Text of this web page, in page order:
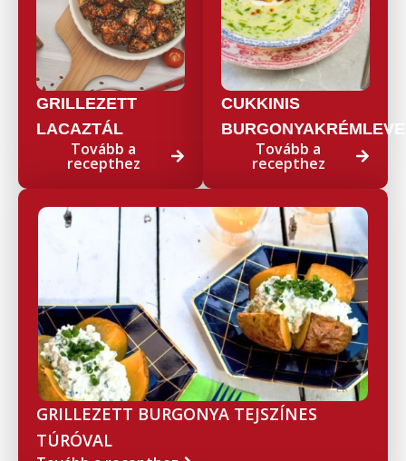
GRILLEZETT
LACAZTÁL
Tovább a
recepthez
CUKKINIS
Tovább a
recepthez
GRILLEZETT BURGONYA TEJSZÍNES
TÚRÓVAL